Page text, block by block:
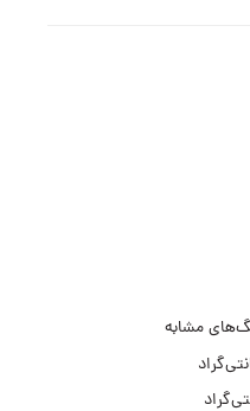
مشابه